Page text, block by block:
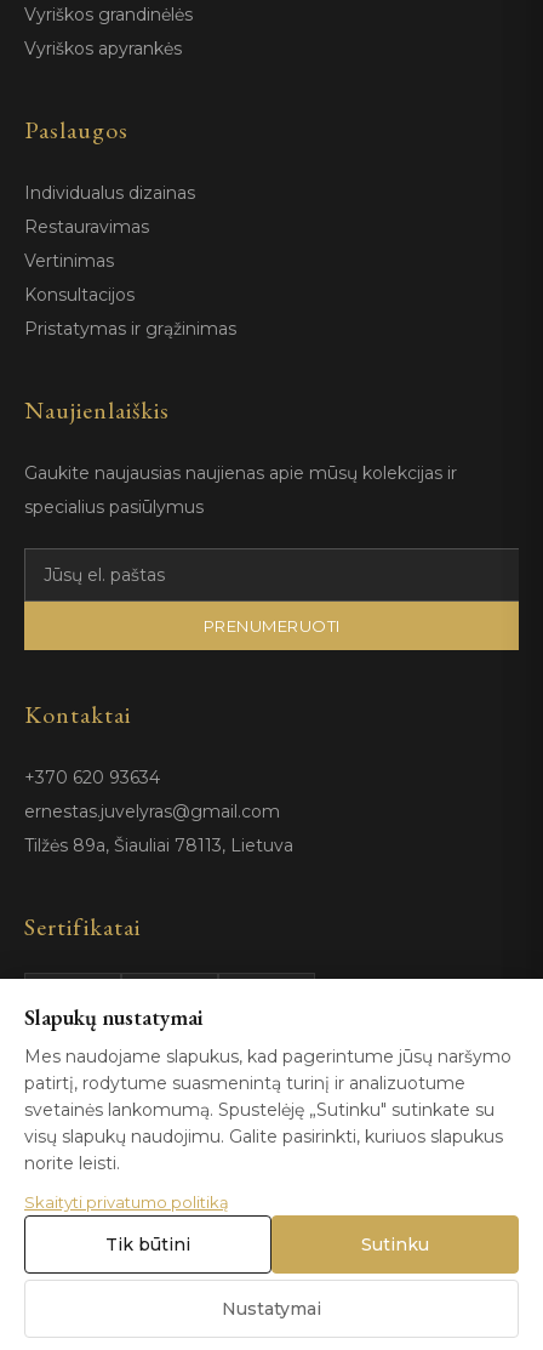
Vyriškos grandinėlės
Vyriškos apyrankės
Paslaugos
Individualus dizainas
Restauravimas
Vertinimas
Konsultacijos
Pristatymas ir grąžinimas
Naujienlaiškis
Gaukite naujausias naujienas apie mūsų kolekcijas ir
specialius pasiūlymus
PRENUMERUOTI
Kontaktai
+370 620 93634
ernestas.juvelyras@gmail.com
Tilžės 89a, Šiauliai 78113, Lietuva
Sertifikatai
GIA
Certified
ISO 9001
© 2026 Blizga.lt. Visos teisės saugomos. |
Slapukų nustatymai
Mes naudojame slapukus, kad pagerintume jūsų naršymo
patirtį, rodytume suasmenintą turinį ir analizuotume
svetainės lankomumą. Spustelėję „Sutinku" sutinkate su
visų slapukų naudojimu. Galite pasirinkti, kuriuos slapukus
norite leisti.
Skaityti privatumo politiką
Nustatymai
Tik būtini Sutinku